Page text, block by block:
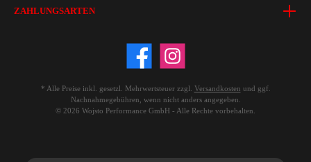
ZAHLUNGSARTEN
* Alle Preise inkl. gesetzl. Mehrwertsteuer zzgl. Versandkosten und ggf.
Nachnahmegebühren, wenn nicht anders angegeben.
© 2026 Wojsto Performance GmbH - Alle Rechte vorbehalten.